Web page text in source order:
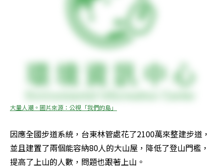
大量人潮。圖片來源：公視「我們的島」
因應全國步道系統，台東林管處花了2100萬來整建步道，
並且建置了兩個能容納80人的大山屋，降低了登山門檻，
提高了上山的人數，問題也跟著上山。